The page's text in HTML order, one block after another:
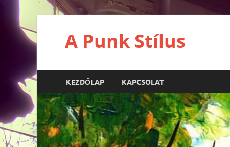
A Punk Stílus
KEZDŐLAP KAPCSOLAT